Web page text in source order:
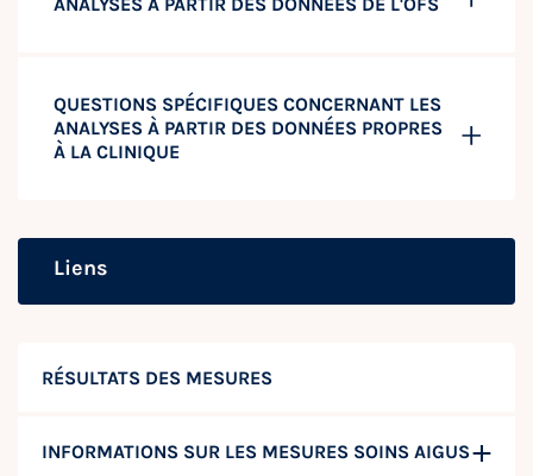
RÉSULTATS DES MESURES
INFORMATIONS SUR LES MESURES SOINS AIGUS
QUESTIONS SPÉCIFIQUES CONCERNANT LES
ANALYSES À PARTIR DES DONNÉES PROPRES
À LA CLINIQUE
Liens